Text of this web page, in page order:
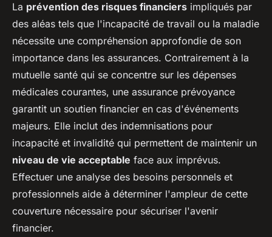
La prévention des risques financiers impliqués par
des aléas tels que l'incapacité de travail ou la maladie
nécessite une compréhension approfondie de son
importance dans les assurances. Contrairement à la
mutuelle santé qui se concentre sur les dépenses
médicales courantes, une assurance prévoyance
garantit un soutien financier en cas d'événements
majeurs. Elle inclut des indemnisations pour
incapacité et invalidité qui permettent de maintenir un
niveau de vie acceptable face aux imprévus.
Effectuer une analyse des besoins personnels et
professionnels aide à déterminer l'ampleur de cette
couverture nécessaire pour sécuriser l'avenir
financier.